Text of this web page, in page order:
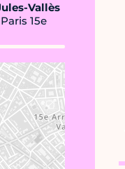
Vallès
15e